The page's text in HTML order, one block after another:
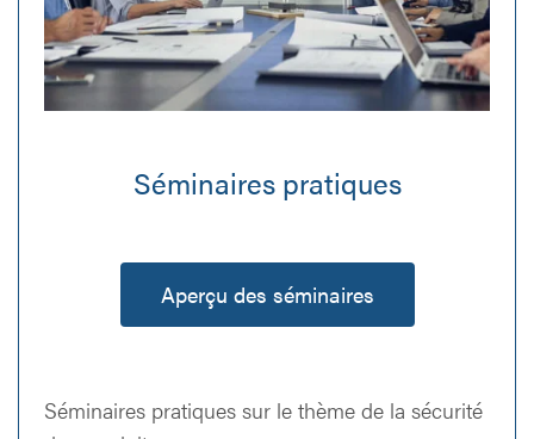
Séminaires pratiques
Aperçu des séminaires
Séminaires pratiques sur le thème de la sécurité